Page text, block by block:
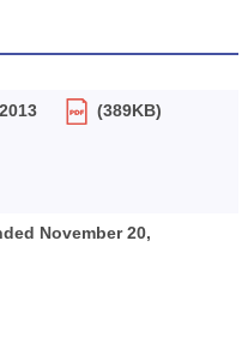
(389KB)
November 20,